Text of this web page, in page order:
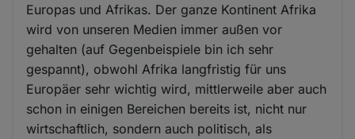
Europas und Afrikas. Der ganze Kontinent Afrika
wird von unseren Medien immer außen vor
gehalten (auf Gegenbeispiele bin ich sehr
gespannt), obwohl Afrika langfristig für uns
Europäer sehr wichtig wird, mittlerweile aber auch
schon in einigen Bereichen bereits ist, nicht nur
wirtschaftlich, sondern auch politisch, als